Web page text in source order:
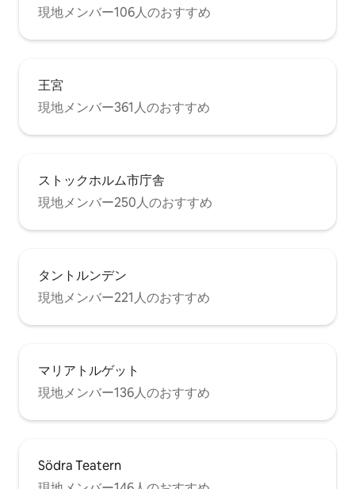
現地メンバー106人のおすすめ
王宮
現地メンバー361人のおすすめ
ストックホルム市庁舎
現地メンバー250人のおすすめ
タントルンデン
現地メンバー221人のおすすめ
マリアトルゲット
現地メンバー136人のおすすめ
Södra Teatern